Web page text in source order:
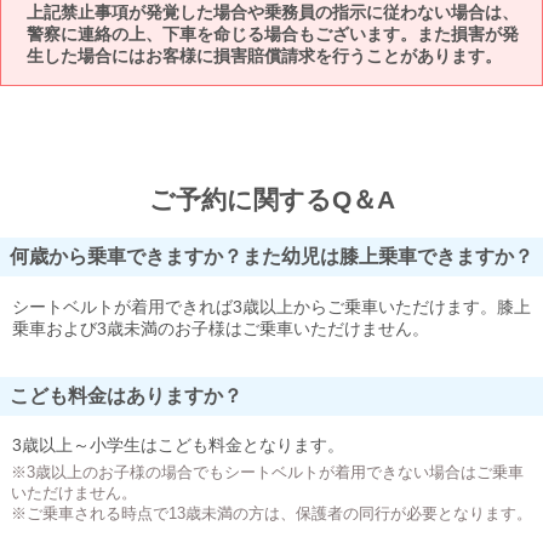
上記禁止事項が発覚した場合や乗務員の指示に従わない場合は、
警察に連絡の上、下車を命じる場合もございます。また損害が発
生した場合にはお客様に損害賠償請求を行うことがあります。
ご予約に関するQ＆A
何歳から乗車できますか？また幼児は膝上乗車できますか？
シートベルトが着用できれば3歳以上からご乗車いただけます。膝上
乗車および3歳未満のお子様はご乗車いただけません。
こども料金はありますか？
3歳以上～小学生はこども料金となります。
※3歳以上のお子様の場合でもシートベルトが着用できない場合はご乗車
いただけません。
※ご乗車される時点で13歳未満の方は、保護者の同行が必要となります。